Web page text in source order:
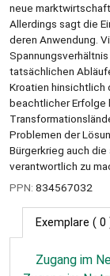
neue
Allerdings sagt die
deren Anwendung.
tatsächlichen
Kroatien
beachtlicher
Problemen der
Bürgerkrieg auch
verantwortlich zu
PPN: 834567032
Exemplare ( 0
Zugang im